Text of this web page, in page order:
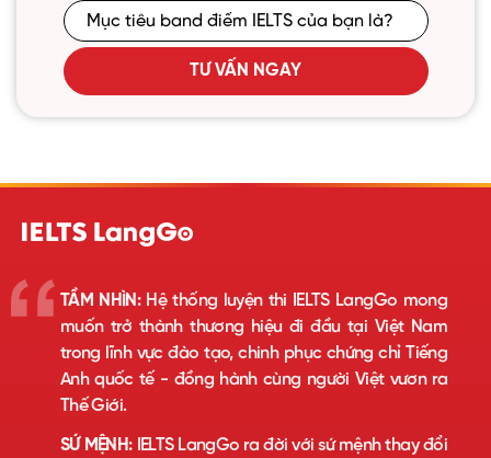
TƯ VẤN NGAY
TẦM NHÌN:Hệ thống luyện thi IELTS LangGo mong
muốn trở thành thương hiệu đi đầu tại Việt Nam
trong lĩnh vực đào tạo, chinh phục chứng chỉ Tiếng
Anh quốc tế - đồng hành cùng người Việt vươn ra
Thế Giới.
SỨ MỆNH:IELTS LangGo ra đời với sứ mệnh thay đổi